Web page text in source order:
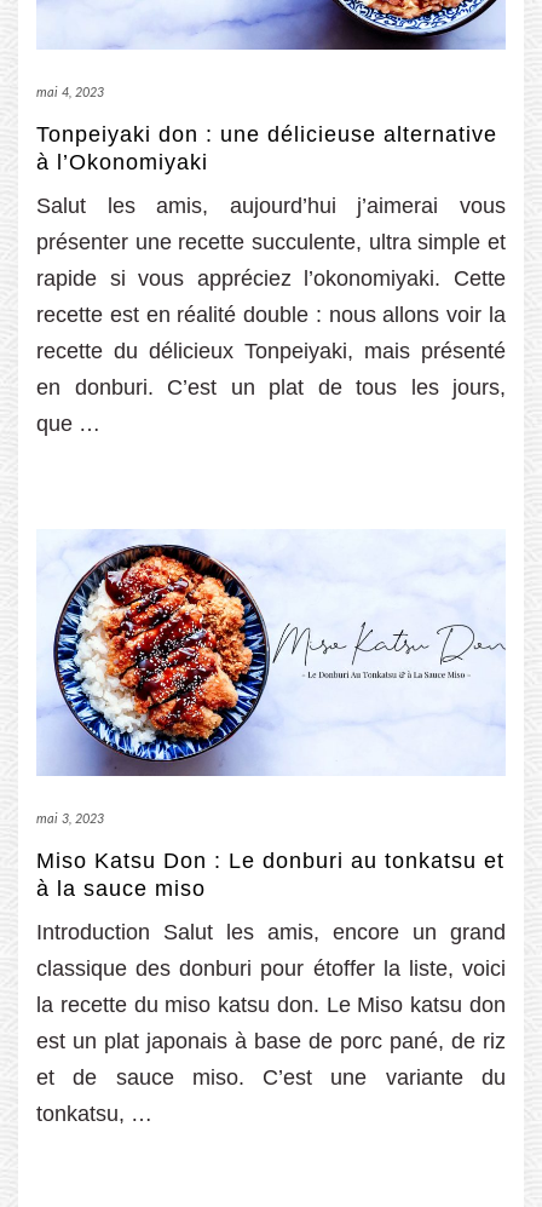
mai 4, 2023
Tonpeiyaki don : une délicieuse alternative
à l’Okonomiyaki
Salut les amis, aujourd’hui j’aimerai vous
présenter une recette succulente, ultra simple et
rapide si vous appréciez l’okonomiyaki. Cette
recette est en réalité double : nous allons voir la
recette du délicieux Tonpeiyaki, mais présenté
en donburi. C’est un plat de tous les jours,
que …
mai 3, 2023
Miso Katsu Don : Le donburi au tonkatsu et
à la sauce miso
Introduction Salut les amis, encore un grand
classique des donburi pour étoffer la liste, voici
la recette du miso katsu don. Le Miso katsu don
est un plat japonais à base de porc pané, de riz
et de sauce miso. C’est une variante du
tonkatsu, …